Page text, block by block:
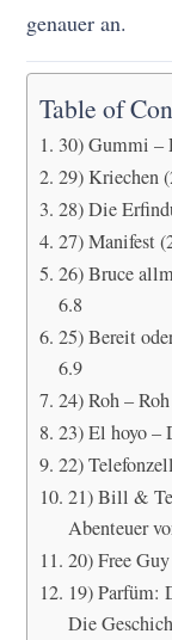
genauer an.
Table of
30) Gummi –
29) Kriechen
28) Die
27) Manifest
26) Bruce
6.8
25) Bereit
6.9
24) Roh –
23) El hoyo –
22)
21) Bill &
Abenteuer
20) Free
19) Parfüm:
Die